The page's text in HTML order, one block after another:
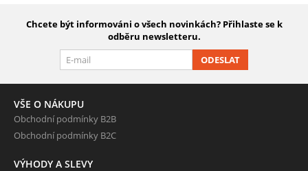
Chcete být informováni o všech novinkách? Přihlaste se k
odběru newsletteru.
ODESLAT
VŠE O NÁKUPU
Obchodní podmínky B2B
Obchodní podmínky B2C
VÝHODY A SLEVY